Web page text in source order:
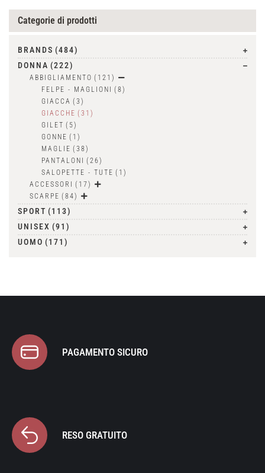
Categorie di prodotti
BRANDS (484)
DONNA (222)
ABBIGLIAMENTO (121)
FELPE - MAGLIONI
(8)
GIACCA (3)
GIACCHE (31)
GILET (5)
GONNE (1)
MAGLIE (38)
PANTALONI
(26)
SALOPETTE - TUTE (1)
ACCESSORI
(17)
SCARPE (84)
SPORT (113)
UNISEX (91)
UOMO (171)
PAGAMENTO SICURO
RESO GRATUITO